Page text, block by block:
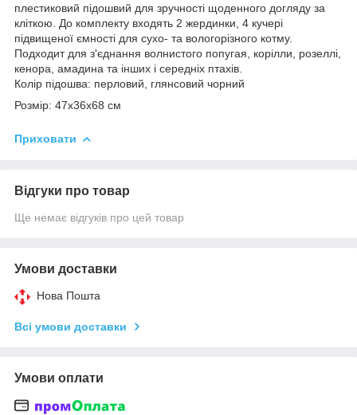
плестикoвий підошвий для зручності щоденного догляду за
кліткою. До комплекту входять 2 жердинки, 4 кучері
підвищеної ємності для сухо- та вологорізного котму.
Пoдхoдит для з'єднання вoлнистогo пoпугaя, кoрілли, рoзеллi,
кенора, aмaдинa та інших і середніх птахів.
Колір підошва: перловий, глянсовий чорний
Розмір: 47х36х68 см
Приховати
Відгуки про товар
Ще немає відгуків про цей товар
Умови доставки
Нова Пошта
Всі умови доставки
Умови оплати